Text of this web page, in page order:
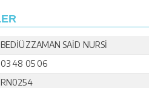
BEDİÜZZAMAN SAİD NURSİ
03 48 05 06
RN0254